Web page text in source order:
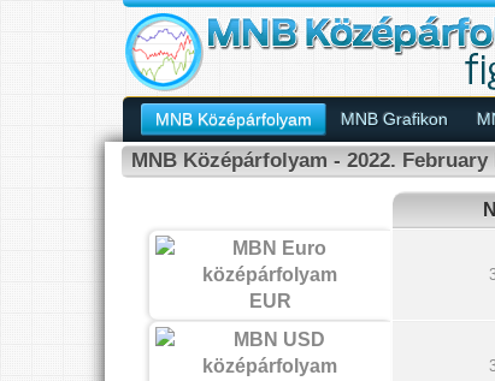
MNB Középárfolyam MNB Grafikon
MNB Középárfolyam - 2022.
EUR